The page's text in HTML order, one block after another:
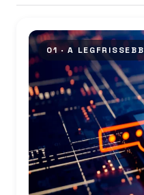
01 ·A LEGFRISSEBB